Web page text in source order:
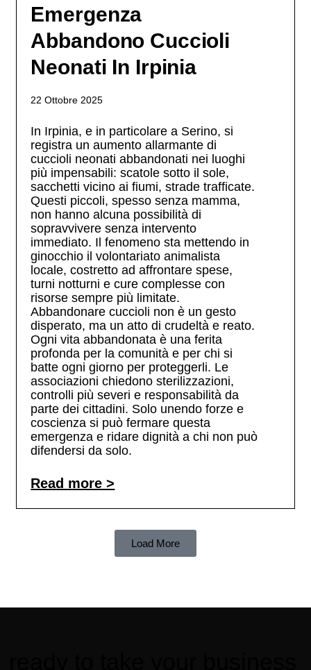
Emergenza
Abbandono Cuccioli
Neonati In Irpinia
22 Ottobre 2025
In Irpinia, e in particolare a Serino, si
registra un aumento allarmante di
cuccioli neonati abbandonati nei luoghi
più impensabili: scatole sotto il sole,
sacchetti vicino ai fiumi, strade trafficate.
Questi piccoli, spesso senza mamma,
non hanno alcuna possibilità di
sopravvivere senza intervento
immediato. Il fenomeno sta mettendo in
ginocchio il volontariato animalista
locale, costretto ad affrontare spese,
turni notturni e cure complesse con
risorse sempre più limitate.
Abbandonare cuccioli non è un gesto
disperato, ma un atto di crudeltà e reato.
Ogni vita abbandonata è una ferita
profonda per la comunità e per chi si
batte ogni giorno per proteggerli. Le
associazioni chiedono sterilizzazioni,
controlli più severi e responsabilità da
parte dei cittadini. Solo unendo forze e
coscienza si può fermare questa
emergenza e ridare dignità a chi non può
difendersi da solo.
Read more >
Load More